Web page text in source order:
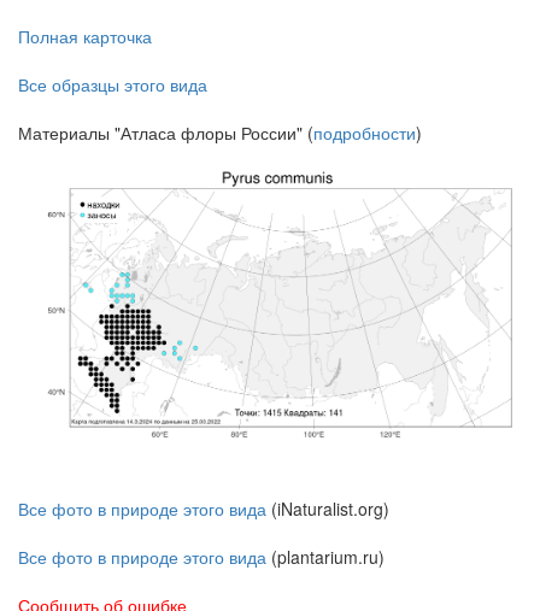
Полная карточка
Все образцы этого вида
Материалы "Атласа флоры России" (подробности)
Все фото в природе этого вида (iNaturalist.org)
Все фото в природе этого вида (plantarium.ru)
Сообщить об ошибке